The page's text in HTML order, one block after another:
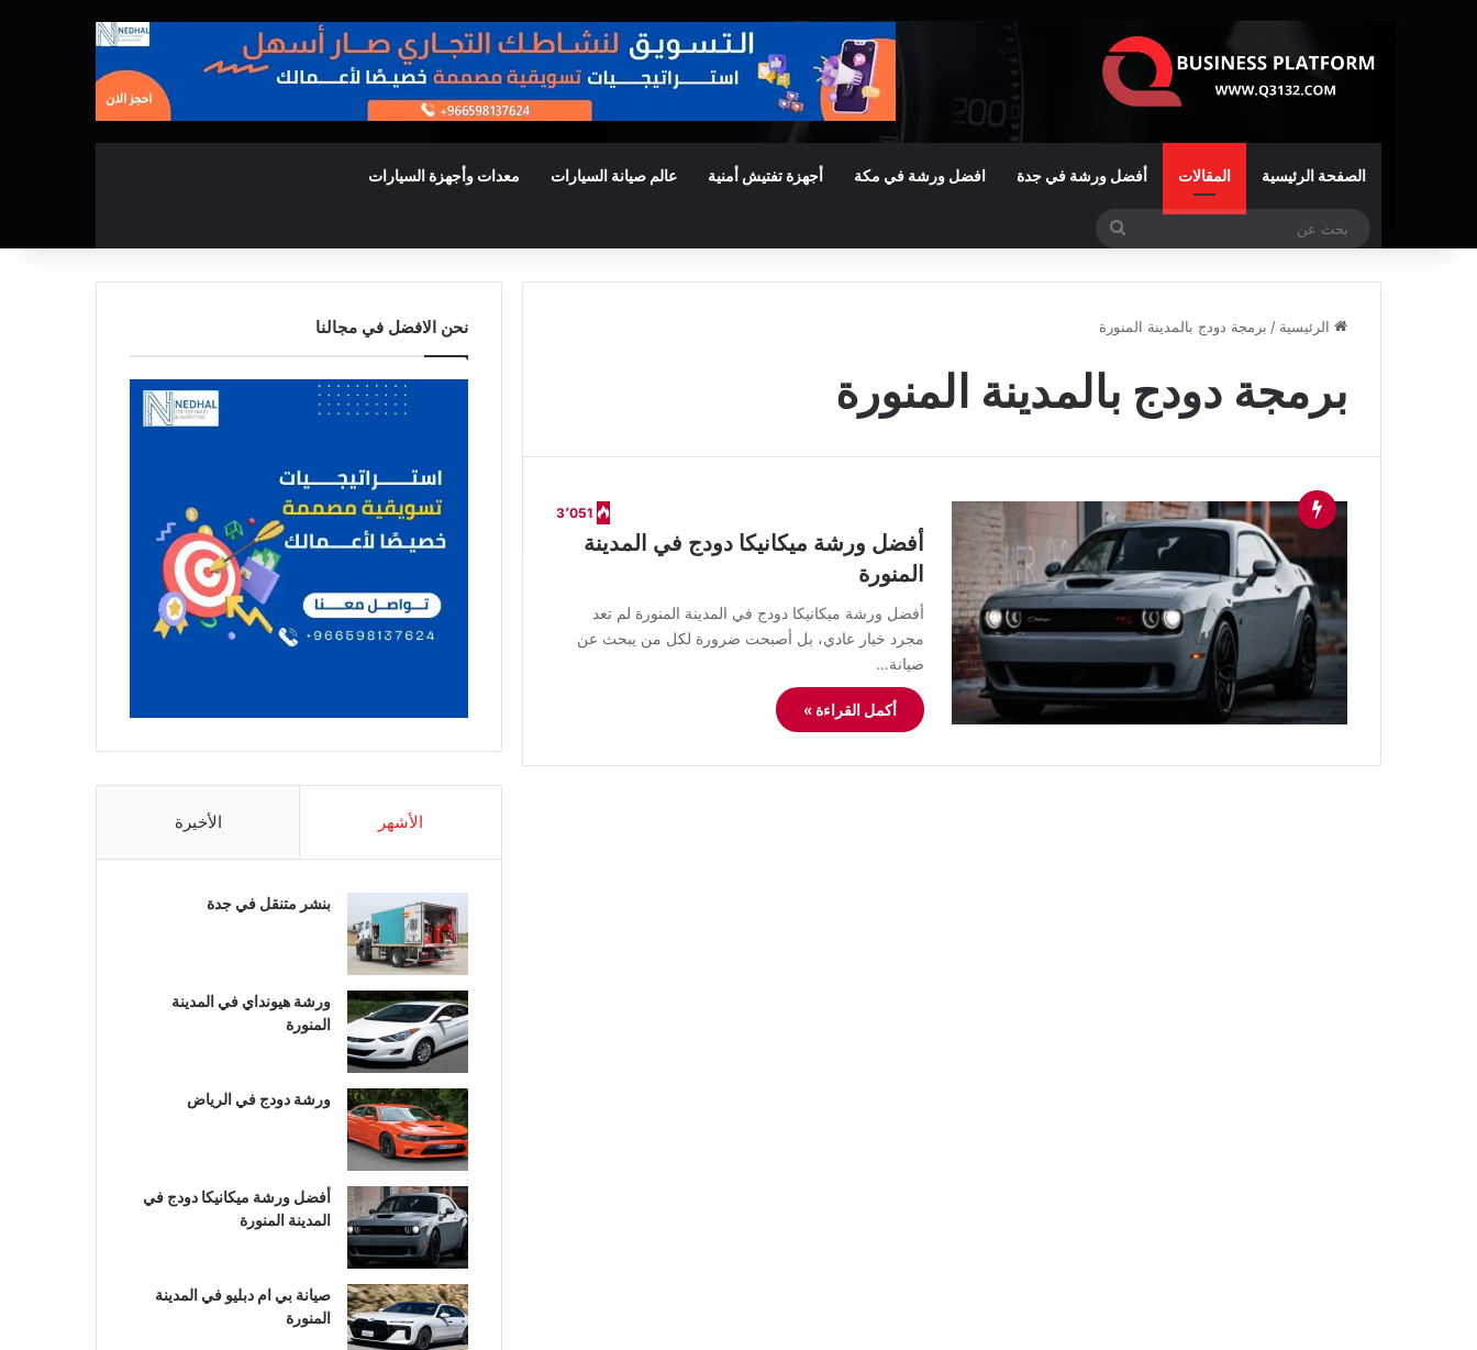
الصفحة الرئيسية المقالات أفضل ورشة في جدة افضل ورشة في مكة أجهزة تفتيش أمنية عالم صيانة السيارات معدات وأجهزة السيارات
الرئيسية / برمجة دودج بالمدينة المنورة
برمجة دودج بالمدينة المنورة
3٬051
أفضل ورشة ميكانيكا دودج في المدينة
المنورة
أفضل ورشة ميكانيكا دودج في المدينة المنورة لم تعد
مجرد خيار عادي، بل أصبحت ضرورة لكل من يبحث عن
صيانة…
أكمل القراءة »
نحن الافضل في مجالنا
الأشهر الأخيرة
بنشر متنقل في جدة
ورشة هيونداي في المدينة
المنورة
ورشة دودج في الرياض
أفضل ورشة ميكانيكا دودج في
المدينة المنورة
صيانة بي ام دبليو في المدينة
المنورة